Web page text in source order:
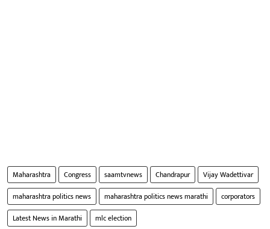
Maharashtra Congress saamtvnews Chandrapur
Vijay Wadettivar
maharashtra politics news
maharashtra politics news marathi
corporators
Latest News in Marathi
mlc election